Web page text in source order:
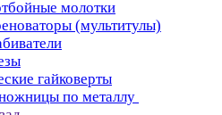
молотки
(мультитулы)
гайковерты
по металлу